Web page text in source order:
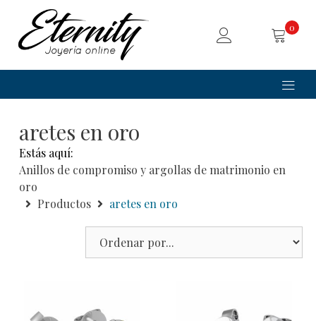
0
aretes en oro
Estás aquí:
Anillos de compromiso y argollas de matrimonio en
oro
Productos
aretes en oro